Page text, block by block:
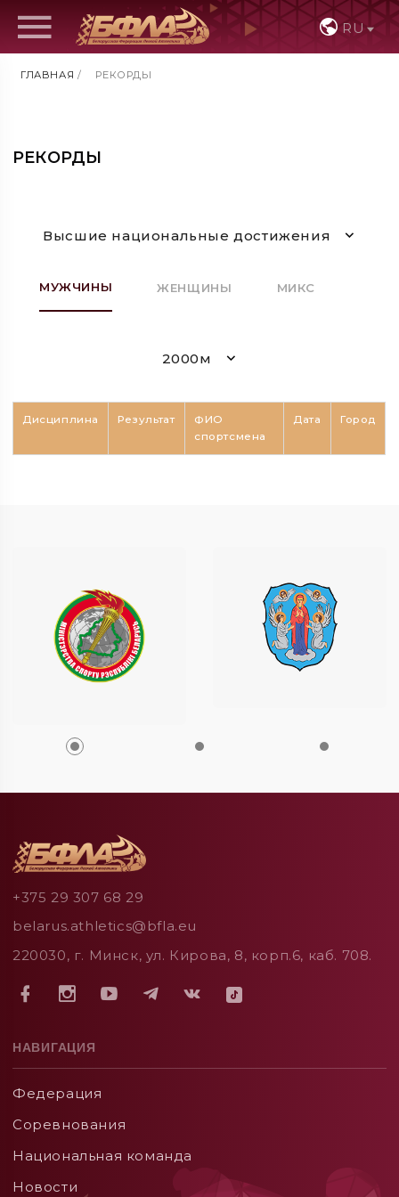
RU
ГЛАВНАЯ / РЕКОРДЫ
РЕКОРДЫ
Высшие национальные достижения
МУЖЧИНЫ ЖЕНЩИНЫ МИКС
2000м
Дисциплина Результат
ФИО
спортсмена
Дата Город
+375 29 307 68 29
belarus.athletics@bfla.eu
220030, г. Минск, ул. Кирова, 8, корп.6, каб. 708.
НАВИГАЦИЯ
Федерация
Соревнования
Национальная команда
Новости